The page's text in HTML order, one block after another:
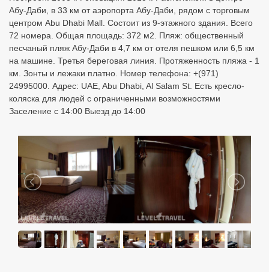
Абу-Даби, в 33 км от аэропорта Абу-Даби, рядом с торговым
центром Abu Dhabi Mall. Состоит из 9-этажного здания. Всего
72 номера. Общая площадь: 372 м2. Пляж: общественный
песчаный пляж Абу-Даби в 4,7 км от отеля пешком или 6,5 км
на машине. Третья береговая линия. Протяженность пляжа - 1
км. Зонты и лежаки платно. Номер телефона: +(971)
24995000. Адрес: UAE, Abu Dhabi, Al Salam St. Есть кресло-
коляска для людей с ограниченными возможностями
Заселение с 14:00 Выезд до 14:00